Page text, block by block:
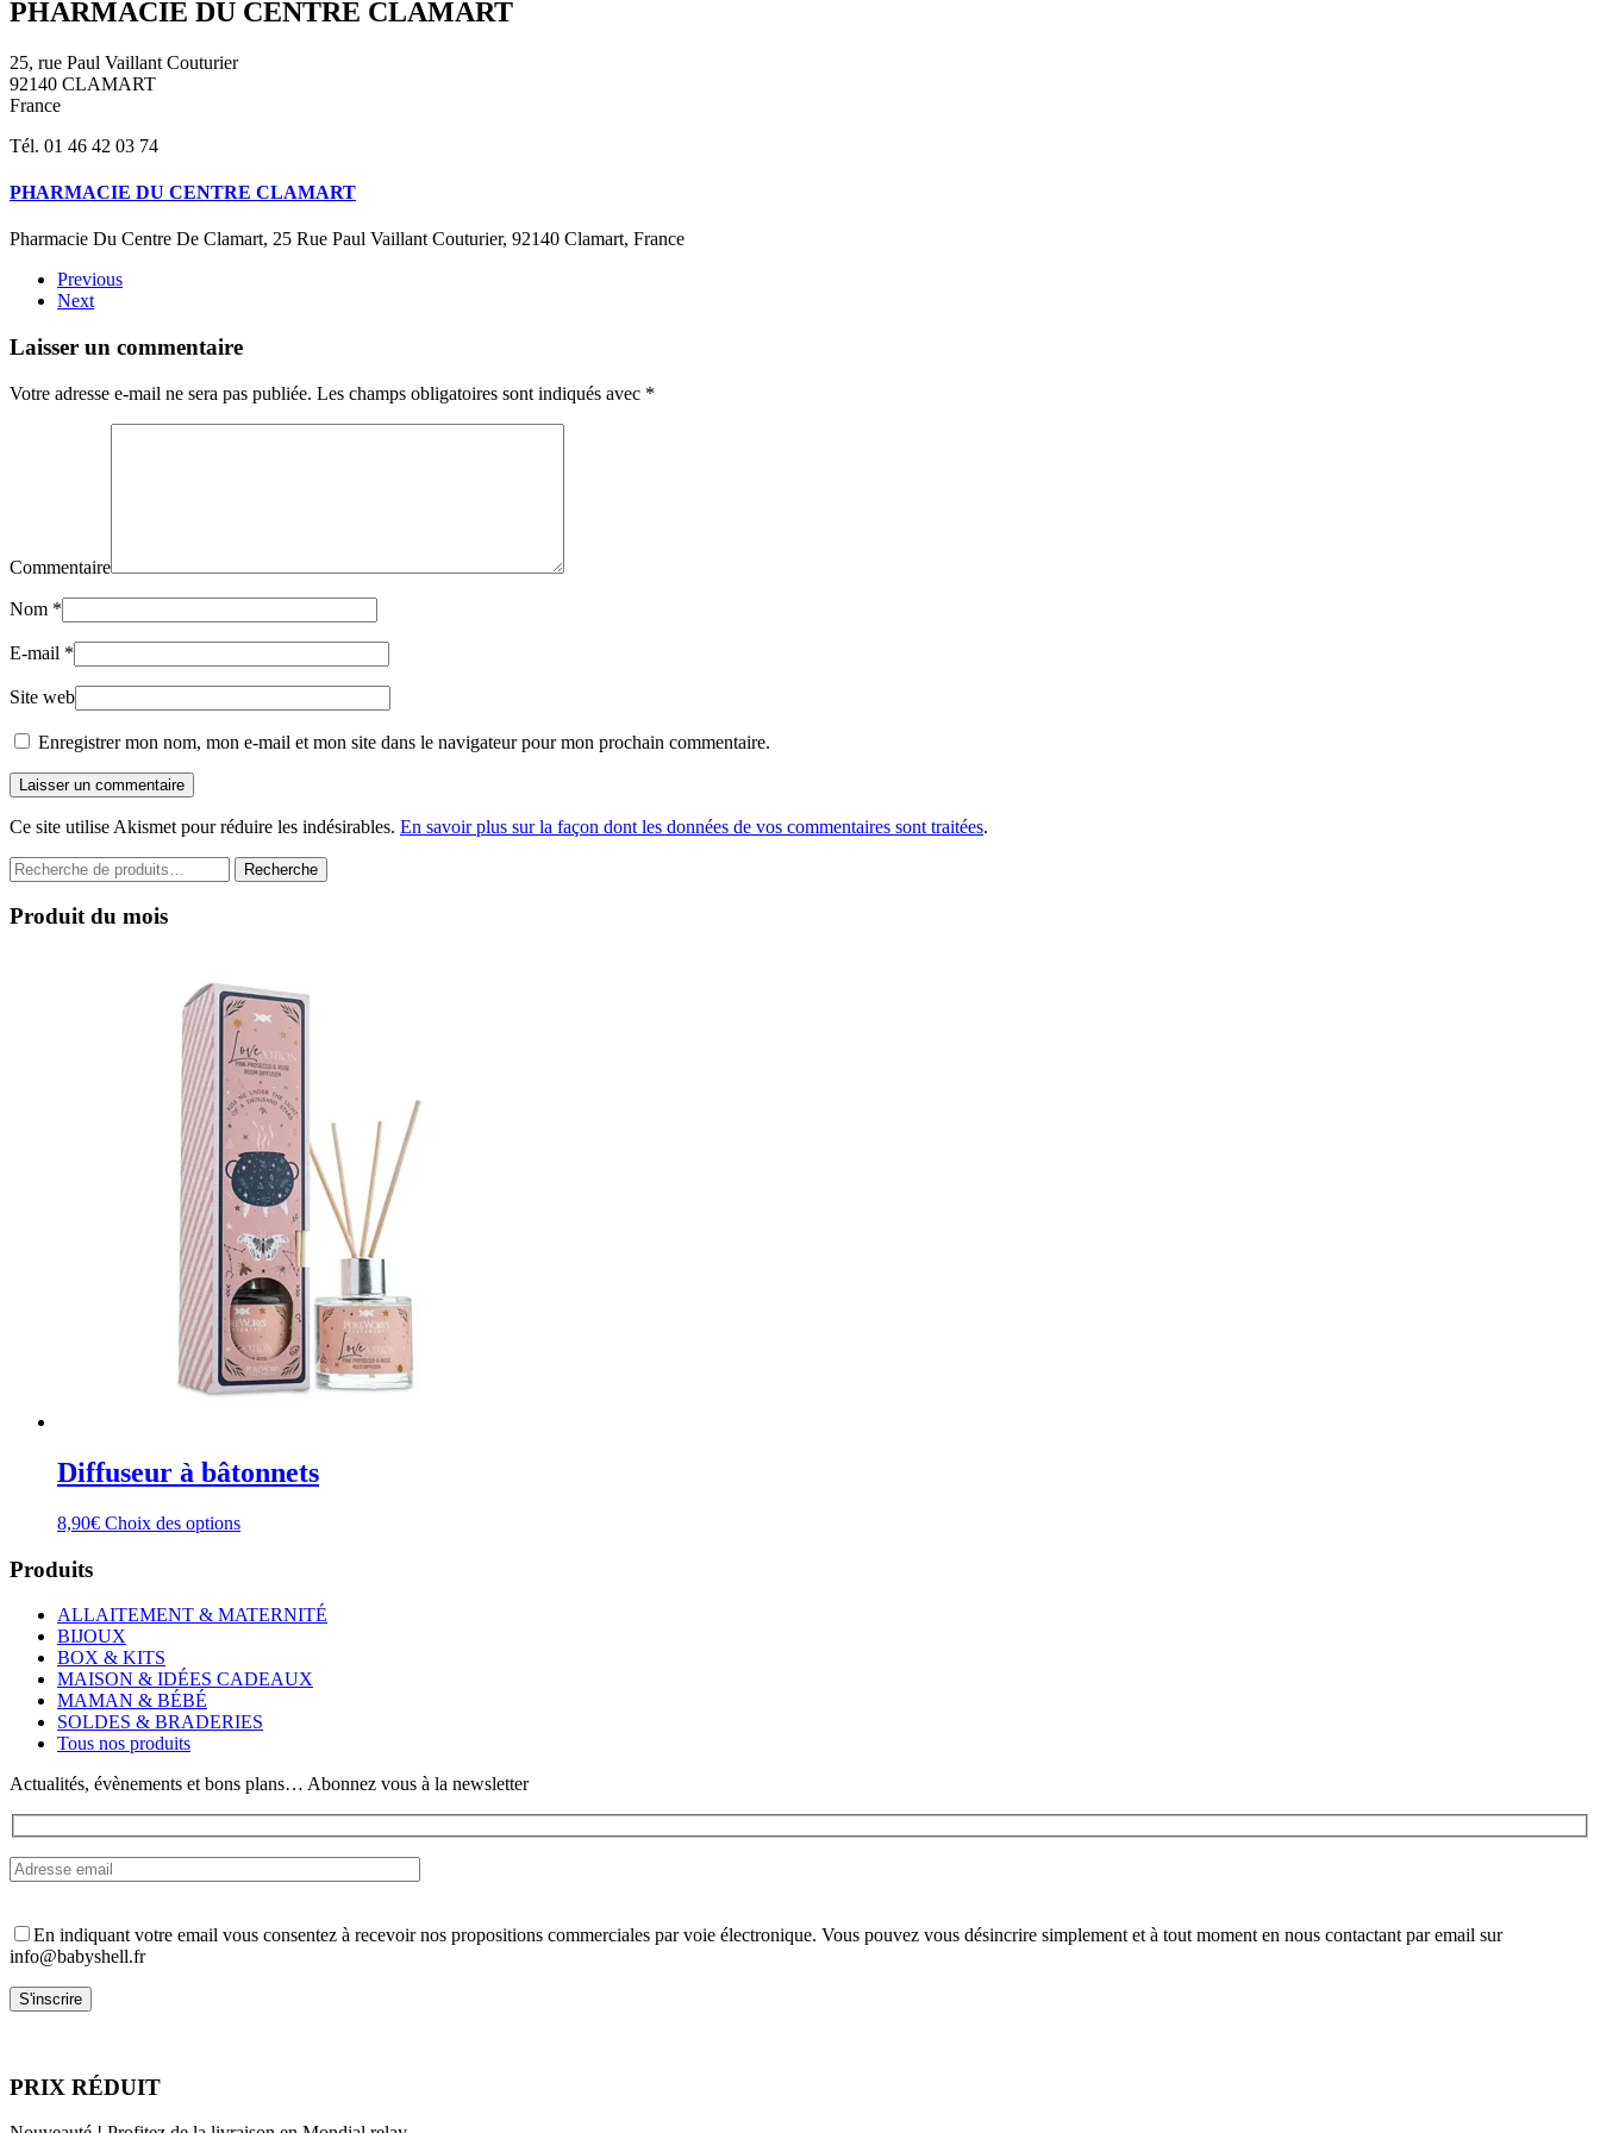
PHARMACIE DU CENTRE CLAMART
25, rue Paul Vaillant Couturier
92140 CLAMART
France
Tél. 01 46 42 03 74
PHARMACIE DU CENTRE CLAMART
Pharmacie Du Centre De Clamart, 25 Rue Paul Vaillant Couturier, 92140 Clamart, France
Previous
Next
Laisser un commentaire
Votre adresse e-mail ne sera pas publiée. Les champs obligatoires sont indiqués avec *
Commentaire
Nom *
E-mail *
Site web
Enregistrer mon nom, mon e-mail et mon site dans le navigateur pour mon prochain commentaire.
Laisser un commentaire
Ce site utilise Akismet pour réduire les indésirables. En savoir plus sur la façon dont les données de vos commentaires sont traitées.
Recherche
pour :
Recherche
Produit du mois
Diffuseur à bâtonnets
8,90€ Choix des optionsCe
variations.
Les
peuvent
être
choisies
sur
page
du
produit
Produits
ALLAITEMENT & MATERNITÉ
BIJOUX
BOX & KITS
MAISON & IDÉES CADEAUX
MAMAN & BÉBÉ
SOLDES & BRADERIES
Tous nos produits
Actualités, évènements et bons plans… Abonnez vous à la newsletter
En indiquant votre email vous consentez à recevoir nos propositions commerciales par voie électronique. Vous pouvez vous désincrire simplement et à tout moment en nous contactant par email sur
info@babyshell.fr
PRIX RÉDUIT